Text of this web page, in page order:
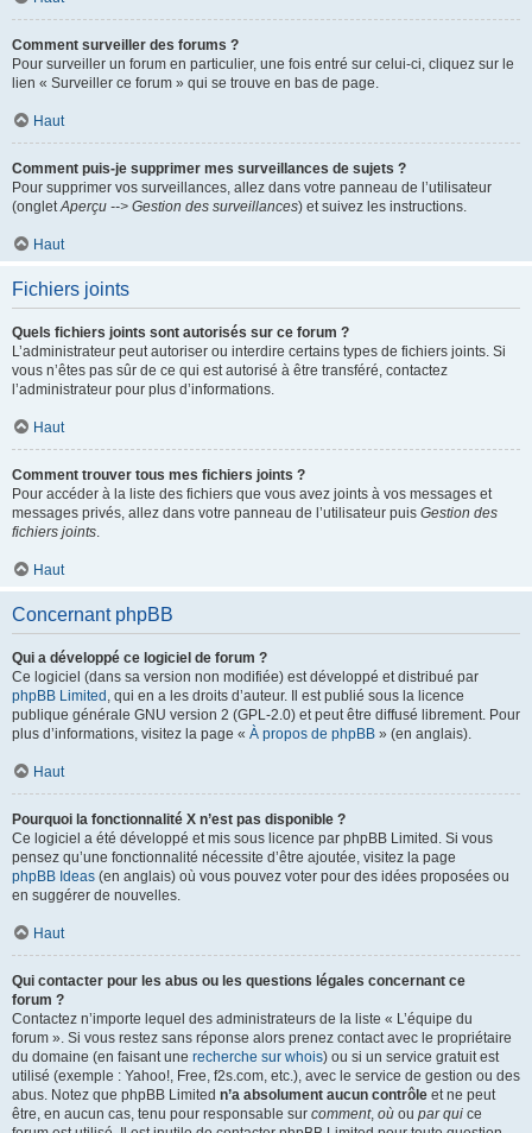
Comment surveiller des forums ?
Pour surveiller un forum en particulier, une fois entré sur celui-ci, cliquez sur le
lien « Surveiller ce forum » qui se trouve en bas de page.
Haut
Comment puis-je supprimer mes surveillances de sujets ?
Pour supprimer vos surveillances, allez dans votre panneau de l’utilisateur
(ongletAperçu --> Gestion des surveillances) et suivez les instructions.
Haut
Fichiers joints
Quels fichiers joints sont autorisés sur ce forum ?
L’administrateur peut autoriser ou interdire certains types de fichiers joints. Si
vous n’êtes pas sûr de ce qui est autorisé à être transféré, contactez
l’administrateur pour plus d’informations.
Haut
Comment trouver tous mes fichiers joints ?
Pour accéder à la liste des fichiers que vous avez joints à vos messages et
messages privés, allez dans votre panneau de l’utilisateur puis Gestion des
fichiers joints.
Haut
Concernant phpBB
Qui a développé ce logiciel de forum ?
Ce logiciel (dans sa version non modifiée) est développé et distribué par
phpBB Limited , qui en a les droits d’auteur. Il est publié sous la licence
publique générale GNU version 2 (GPL-2.0) et peut être diffusé librement. Pour
plus d’informations, visitez la page « À propos de phpBB » (en anglais).
Haut
Pourquoi la fonctionnalité X n’est pas disponible ?
Ce logiciel a été développé et mis sous licence par phpBB Limited. Si vous
pensez qu’une fonctionnalité nécessite d’être ajoutée, visitez la page
phpBB Ideas (en anglais) où vous pouvez voter pour des idées proposées ou
en suggérer de nouvelles.
Haut
Qui contacter pour les abus ou les questions légales concernant ce
forum ?
Contactez n’importe lequel des administrateurs de la liste « L’équipe du
forum ». Si vous restez sans réponse alors prenez contact avec le propriétaire
du domaine (en faisant une recherche sur whois) ou si un service gratuit est
utilisé (exemple : Yahoo!, Free, f2s.com, etc.), avec le service de gestion ou des
abus. Notez que phpBB Limited n’a absolument aucun contrôle et ne peut
être, en aucun cas, tenu pour responsable sur comment, où ou par qui ce